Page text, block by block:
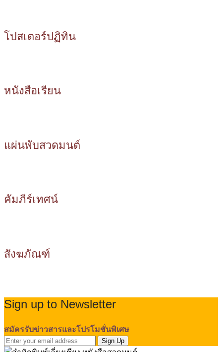
โปสเตอร์ปฏิทิน
หนังสือเรียน
แผ่นพับสวดมนต์
คัมภีร์เทศน์
สังฆภัณฑ์
Sign up to Newsletter
สมัครรับข่าวสารและโปรโมชั่นพิเศษ
Sign Up